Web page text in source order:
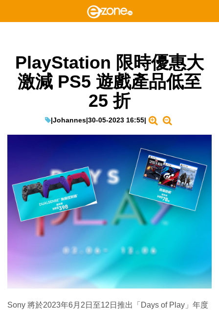
PlayStation 限時優惠大
激減 PS5 遊戲產品低至
25 折
|Johannes|30-05-2023 16:55|
Sony 將於2023年6月2日至12日推出「Days of Play」年度